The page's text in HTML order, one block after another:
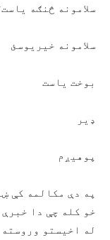
سلامونه څنګه
سلامونه خیریوسئ
بوخت یاست
ډیر
پوهیږم
په دې مکالمه کې
خو کله چې دا
له اخیستو